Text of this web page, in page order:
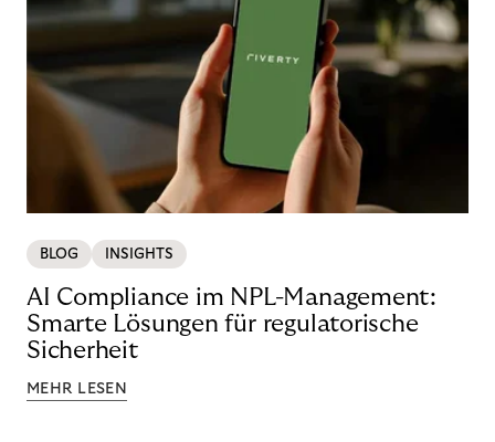
BLOG INSIGHTS
AI Compliance im NPL-Management:
Smarte Lösungen für regulatorische
Sicherheit
MEHR LESEN